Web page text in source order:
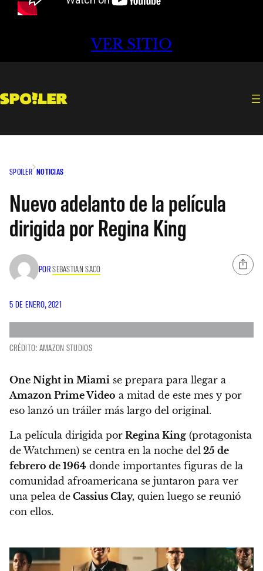
VER SITIO
SPOILER NOTICIAS
Nuevo adelanto de la película
dirigida por Regina King
PORSEBASTIAN SACO
5 DE ENERO, 2021
CRÉDITO: AMAZON STUDIOS
One Night in Miami se prepara para llegar a
Amazon Prime Video a mitad de este mes y por
eso lanzó un tráiler más largo del original.
La película dirigida por Regina King (protagonista
de Watchmen) se centra en la noche del 25 de
febrero de 1964 donde importantes figuras de la
comunidad afroamericana se juntaron para ver
una pelea de Cassius Clay, quien luego se reunió
con ellos.